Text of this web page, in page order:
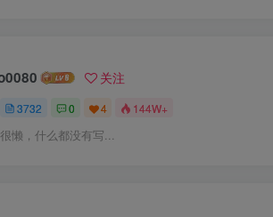
关注
3732 0 4 144W+
懒，什么都没有写...